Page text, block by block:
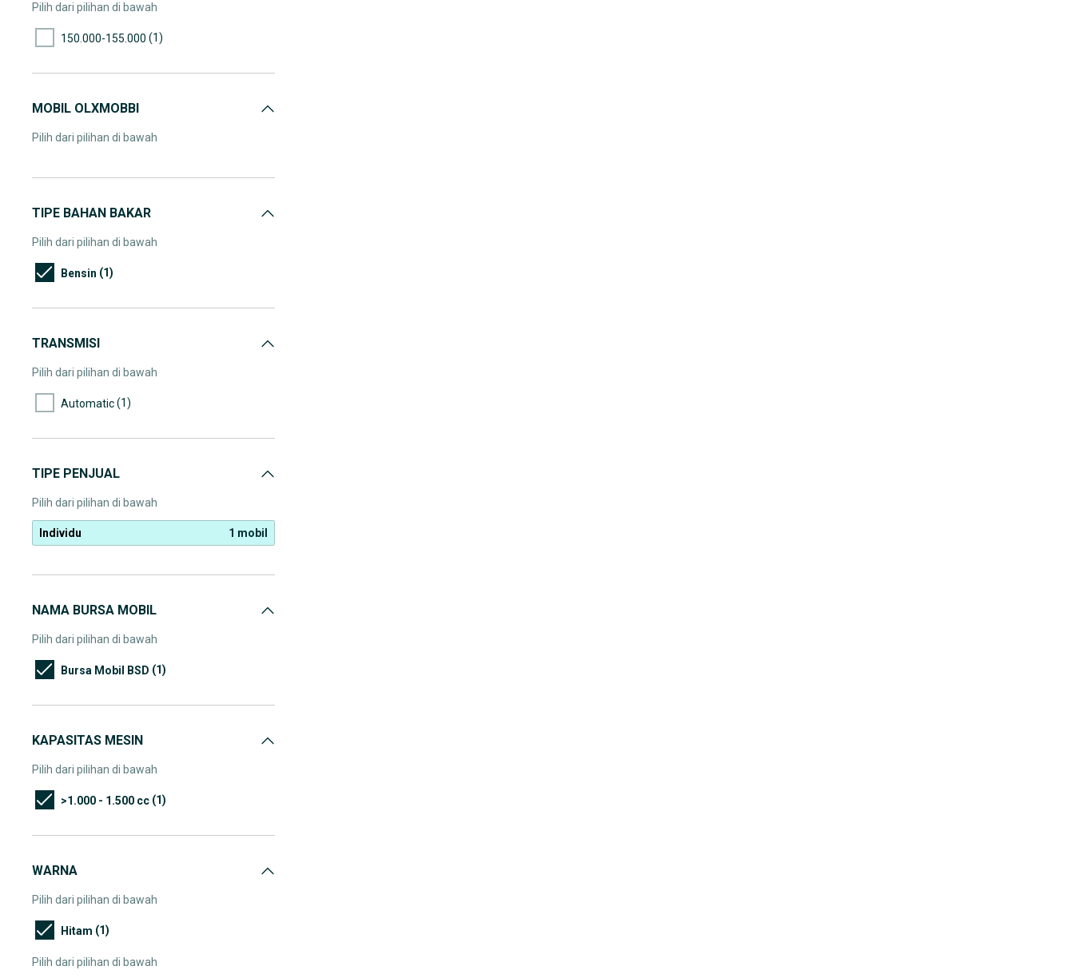
Pilih dari pilihan di bawah
150.000-155.000 (1)
MOBIL OLXMOBBI
Pilih dari pilihan di bawah
TIPE BAHAN BAKAR
Pilih dari pilihan di bawah
Bensin (1)
TRANSMISI
Pilih dari pilihan di bawah
Automatic(1)
TIPE PENJUAL
Pilih dari pilihan di bawah
Individu 1 mobil
NAMA BURSA MOBIL
Pilih dari pilihan di bawah
Bursa Mobil BSD (1)
KAPASITAS MESIN
Pilih dari pilihan di bawah
>1.000 - 1.500 cc (1)
WARNA
Pilih dari pilihan di bawah
Hitam (1)
Pilih dari pilihan di bawah